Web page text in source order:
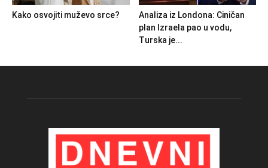
Kako osvojiti muževo srce?
Analiza iz Londona: Ciničan
plan Izraela pao u vodu,
Turska je...